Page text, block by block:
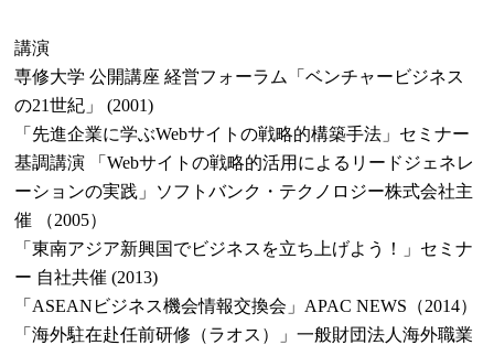
講演
専修大学 公開講座 経営フォーラム「ベンチャービジネス
の21世紀」 (2001)
「先進企業に学ぶWebサイトの戦略的構築手法」セミナー
基調講演 「Webサイトの戦略的活用によるリードジェネレ
ーションの実践」ソフトバンク・テクノロジー株式会社主
催 （2005）
「東南アジア新興国でビジネスを立ち上げよう！」セミナ
ー 自社共催 (2013)
「ASEANビジネス機会情報交換会」APAC NEWS（2014）
「海外駐在赴任前研修（ラオス）」一般財団法人海外職業